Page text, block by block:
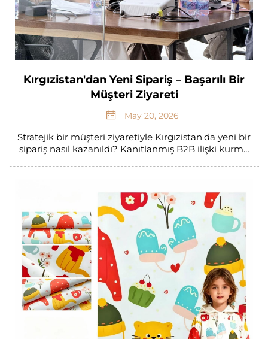
Kırgızistan'dan Yeni Sipariş – Başarılı Bir
Müşteri Ziyareti
May 20, 2026
Stratejik bir müşteri ziyaretiyle Kırgızistan'da yeni bir
sipariş nasıl kazanıldı? Kanıtlanmış B2B ilişki kurma